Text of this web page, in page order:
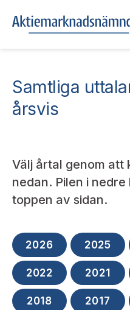
Om oss
Informationsgivning
Arbetssätt och jävsfrågor
Arbetsordning
Ledamöter
UTTALANDEN
Framställningar och
Uttalanden sorterade
Samtliga uttalanden
Uttalanden sorterade
Sök uttalanden
Takeover-regler för
handelsplattformar
AKTUELLT
Prenumerera
Bildarkiv
Kontakt angående
Kontakt administrativa
Samtliga
årsvis
Välj årtal genom att
nedan. Pilen i
toppen av sidan.
2026 2025
2022 2021
2018 2017